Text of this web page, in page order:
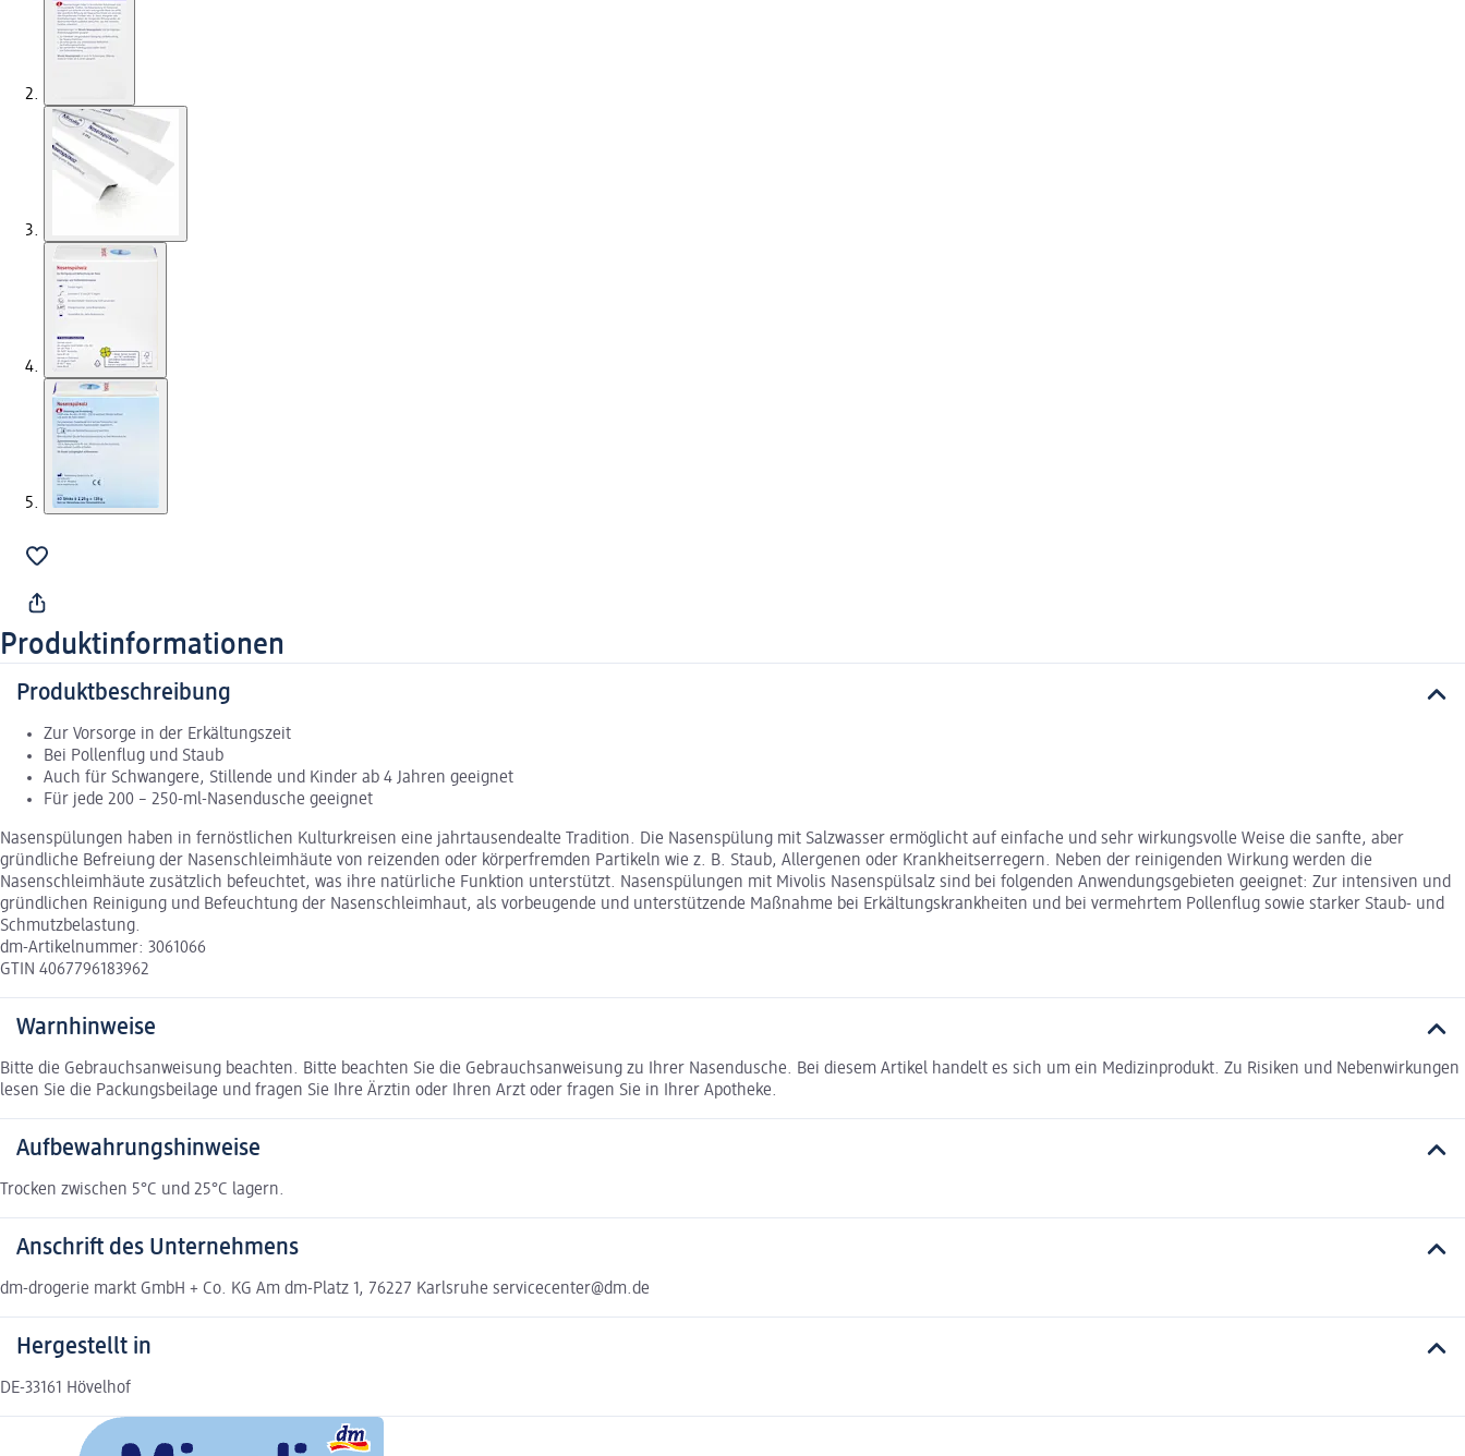
Produktinformationen
Produktbeschreibung
Zur Vorsorge in der Erkältungszeit
Bei Pollenflug und Staub
Auch für Schwangere, Stillende und Kinder ab 4 Jahren geeignet
Für jede 200 – 250-ml-Nasendusche geeignet
Nasenspülungen haben in fernöstlichen Kulturkreisen eine jahrtausendealte Tradition. Die Nasenspülung mit Salzwasser ermöglicht auf einfache und sehr wirkungsvolle Weise die sanfte, aber
gründliche Befreiung der Nasenschleimhäute von reizenden oder körperfremden Partikeln wie z. B. Staub, Allergenen oder Krankheitserregern. Neben der reinigenden Wirkung werden die
Nasenschleimhäute zusätzlich befeuchtet, was ihre natürliche Funktion unterstützt. Nasenspülungen mit Mivolis Nasenspülsalz sind bei folgenden Anwendungsgebieten geeignet: Zur intensiven und
gründlichen Reinigung und Befeuchtung der Nasenschleimhaut, als vorbeugende und unterstützende Maßnahme bei Erkältungskrankheiten und bei vermehrtem Pollenflug sowie starker Staub- und
Schmutzbelastung.
dm-Artikelnummer: 3061066
GTIN 4067796183962
Warnhinweise
Bitte die Gebrauchsanweisung beachten. Bitte beachten Sie die Gebrauchsanweisung zu Ihrer Nasendusche. Bei diesem Artikel handelt es sich um ein Medizinprodukt. Zu Risiken und Nebenwirkungen
lesen Sie die Packungsbeilage und fragen Sie Ihre Ärztin oder Ihren Arzt oder fragen Sie in Ihrer Apotheke.
Aufbewahrungshinweise
Trocken zwischen 5°C und 25°C lagern.
Anschrift des Unternehmens
dm-drogerie markt GmbH + Co. KG Am dm-Platz 1, 76227 Karlsruhe servicecenter@dm.de
Hergestellt in
DE-33161 Hövelhof